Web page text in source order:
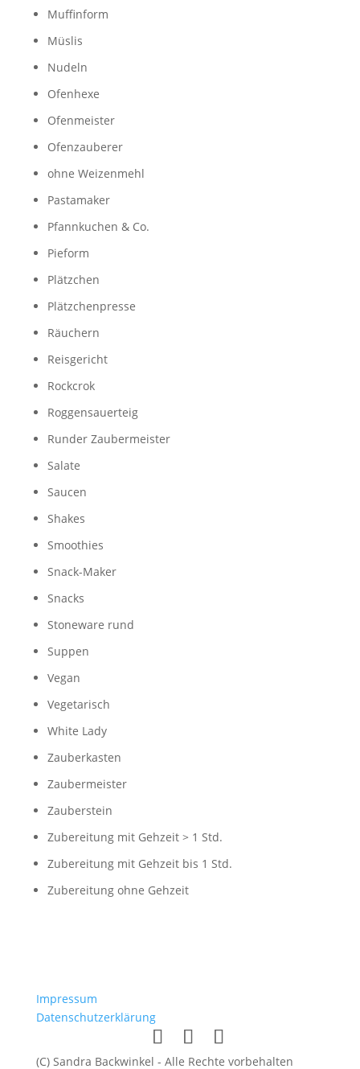
Muffinform
Müslis
Nudeln
Ofenhexe
Ofenmeister
Ofenzauberer
ohne Weizenmehl
Pastamaker
Pfannkuchen & Co.
Pieform
Plätzchen
Plätzchenpresse
Räuchern
Reisgericht
Rockcrok
Roggensauerteig
Runder Zaubermeister
Salate
Saucen
Shakes
Smoothies
Snack-Maker
Snacks
Stoneware rund
Suppen
Vegan
Vegetarisch
White Lady
Zauberkasten
Zaubermeister
Zauberstein
Zubereitung mit Gehzeit > 1 Std.
Zubereitung mit Gehzeit bis 1 Std.
Zubereitung ohne Gehzeit
Impressum
Datenschutzerklärung
(C) Sandra Backwinkel - Alle Rechte vorbehalten